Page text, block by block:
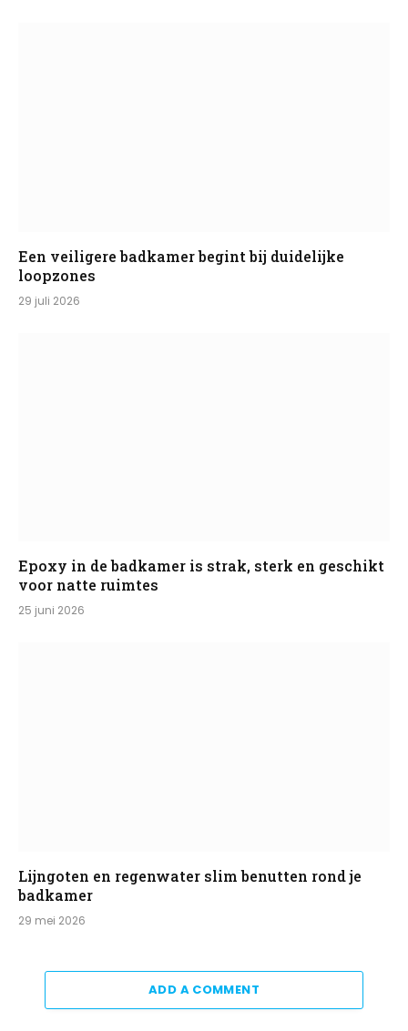
Een veiligere badkamer begint bij duidelijke
loopzones
29 juli 2026
Epoxy in de badkamer is strak, sterk en geschikt
voor natte ruimtes
25 juni 2026
Lijngoten en regenwater slim benutten rond je
badkamer
29 mei 2026
ADD A COMMENT